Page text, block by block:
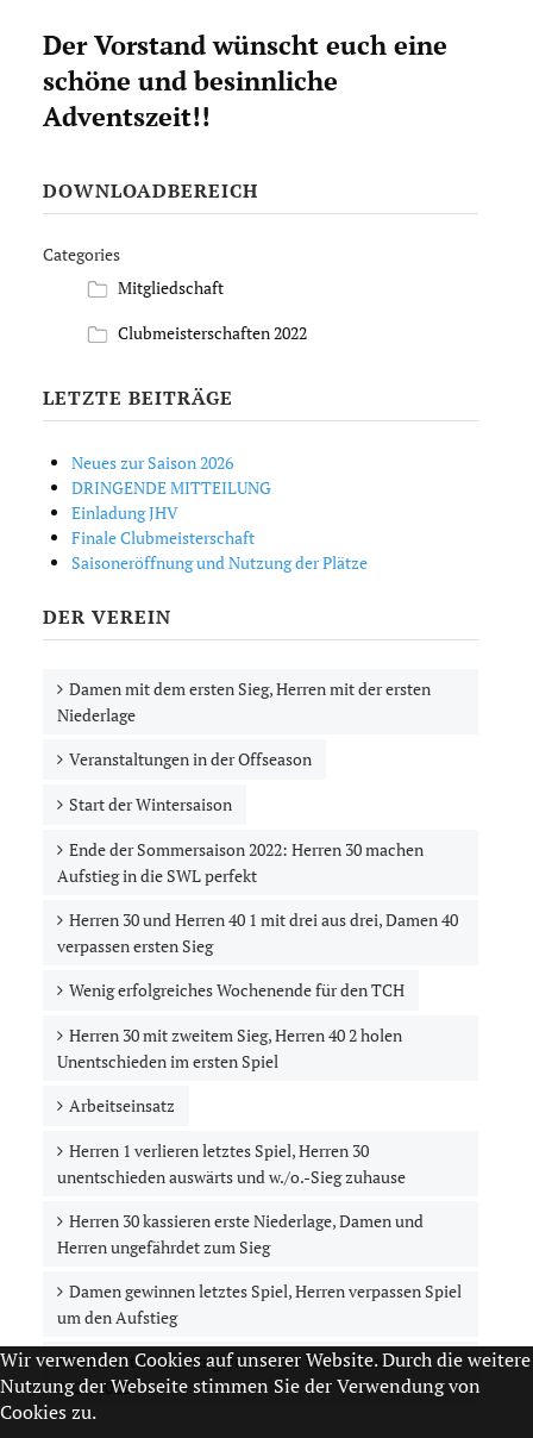
Der Vorstand wünscht euch eine
schöne und besinnliche
Adventszeit!!
DOWNLOADBEREICH
Categories
Mitgliedschaft
Clubmeisterschaften 2022
LETZTE BEITRÄGE
Neues zur Saison 2026
DRINGENDE MITTEILUNG
Einladung JHV
Finale Clubmeisterschaft
Saisoneröffnung und Nutzung der Plätze
DER VEREIN
Damen mit dem ersten Sieg, Herren mit der ersten
Niederlage
Veranstaltungen in der Offseason
Start der Wintersaison
Ende der Sommersaison 2022: Herren 30 machen
Aufstieg in die SWL perfekt
Herren 30 und Herren 40 1 mit drei aus drei, Damen 40
verpassen ersten Sieg
Wenig erfolgreiches Wochenende für den TCH
Herren 30 mit zweitem Sieg, Herren 40 2 holen
Unentschieden im ersten Spiel
Arbeitseinsatz
Herren 1 verlieren letztes Spiel, Herren 30
unentschieden auswärts und w./o.-Sieg zuhause
Herren 30 kassieren erste Niederlage, Damen und
Herren ungefährdet zum Sieg
Damen gewinnen letztes Spiel, Herren verpassen Spiel
um den Aufstieg
Herren starten erfolgreich in die Winterrunde
2021/2022
Wir verwenden Cookies auf unserer Website. Durch die weitere
Nutzung der Webseite stimmen Sie der Verwendung von
Cookies zu.